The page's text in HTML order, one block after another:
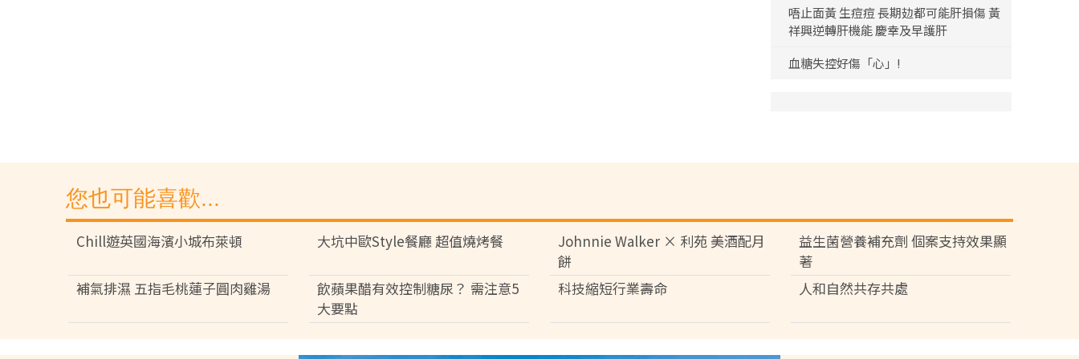
唔止面黃 生痘痘 長期攰都可能肝損傷 黃
祥興逆轉肝機能 慶幸及早護肝
血糖失控好傷「心」!
您也可能喜歡...
Chill遊英國海濱小城布萊頓 大坑中歐Style餐廳 超值燒烤餐
Johnnie Walker × 利苑 美酒配月
餅
益生菌營養補充劑 個案支持效果顯
著
補氣排濕 五指毛桃蓮子圓肉雞湯
飲蘋果醋有效控制糖尿？ 需注意5
大要點
科技縮短行業壽命 人和自然共存共處